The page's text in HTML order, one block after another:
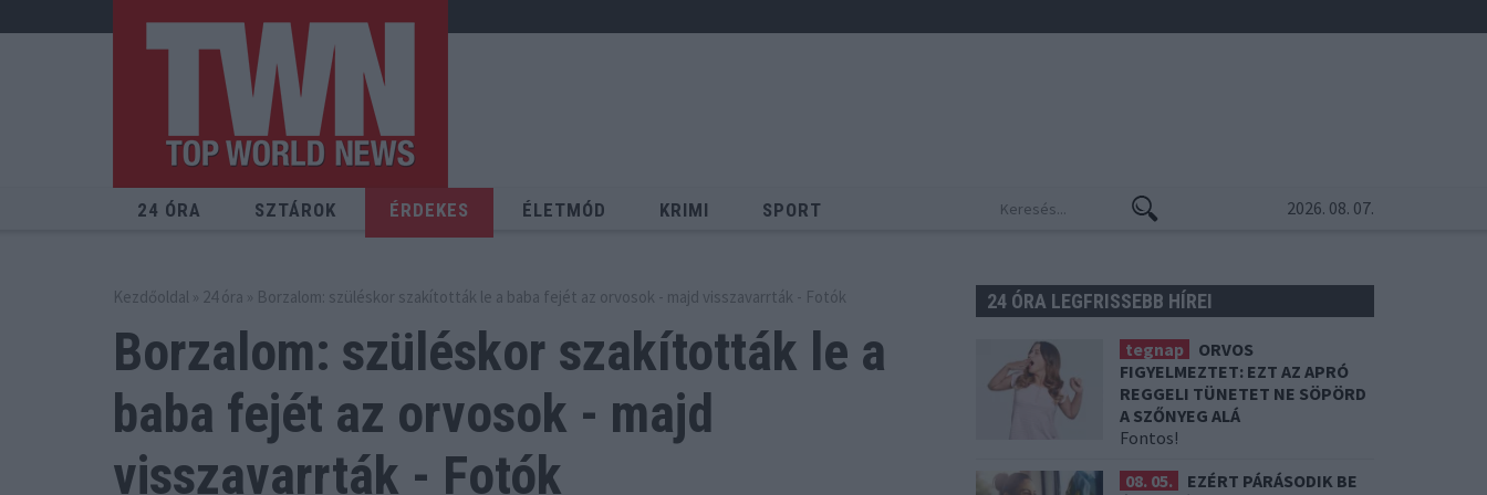
24 ÓRA SZTÁROK ÉRDEKES ÉLETMÓD KRIMI SPORT 2026. 08. 07.
Kezdőoldal » 24 óra » Borzalom: szüléskor szakították le a baba fejét az orvosok - majd visszavarrták - Fotók
Borzalom: szüléskor szakították le a
baba fejét az orvosok - majd
visszavarrták - Fotók
24 ÓRA LEGFRISSEBB HÍREI
tegnap
ORVOS
FIGYELMEZTET: EZT AZ APRÓ
REGGELI TÜNETET NE SÖPÖRD
A SZŐNYEG ALÁ
Fontos!
08. 05.
EZÉRT PÁRÁSODIK BE